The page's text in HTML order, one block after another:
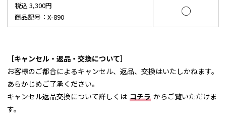
税込 3,300円
商品記号：X-890
○
［キャンセル・返品・交換について］
お客様のご都合によるキャンセル、返品、交換はいたしかねます。
あらかじめご了承ください。
キャンセル返品交換について詳しくは コチラ からご覧いただけま
す。